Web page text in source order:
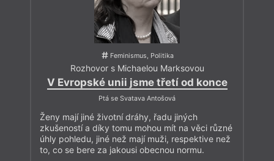
prozkoumala i knihu Aleny Wagnerové Žena za socialismu
Kdo téma rovnoprávnosti „nemusí“, ten najde v tomto Tvaru
spoustu kvalitní literatury. Třebaesej D. H. Lawrence
hornících (s řadou nekorektních poznámek na adresu jejich
překladuMalinybožské Ingeborg
Bachmannové nebo zknihy Petera Høega. Z české literatury
pak doporučujeme vřele fragment z nové knihy Ludvíka
NěmceŽena v závorce.
Feminismus, Politika
Rozhovor s Michaelou Marksovou
V Evropské unii jsme třetí od konce
Ptá se Svatava Antošová
Ženy mají jiné životní dráhy, řadu jiných
zkušeností a díky tomu mohou mít na věci různé
úhly pohledu, jiné než mají muži, respektive než
to, co se bere za jakousi obecnou normu.